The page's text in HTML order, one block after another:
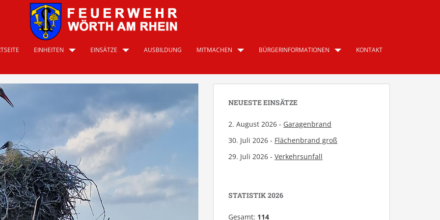
EINHEITEN EINSÄTZE AUSBILDUNG MITMACHEN BÜRGERINFORMATIONEN KONTAKT
NEUESTE EINSÄTZE
2. August 2026 - Garagenbrand
30. Juli 2026 - Flächenbrand groß
29. Juli 2026 - Verkehrsunfall
STATISTIK 2026
Gesamt: 114